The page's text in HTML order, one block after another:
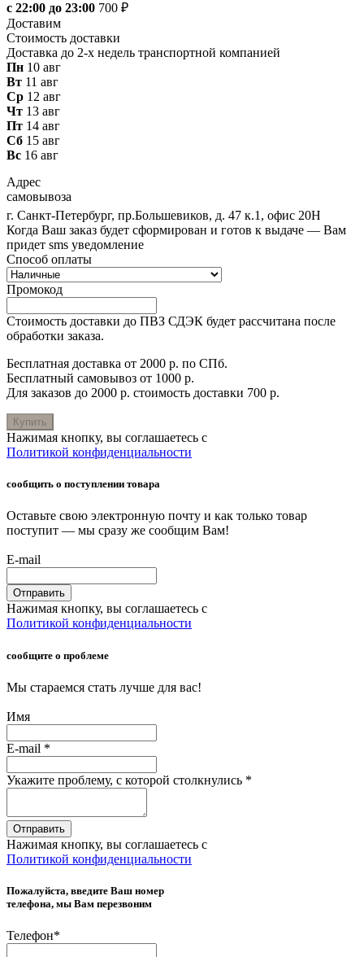
с 22:00 до 23:00 700 ₽
Доставим
Стоимость доставки
Доставка до 2-х недель транспортной компанией
Пн 10 авг
Вт 11 авг
Ср 12 авг
Чт 13 авг
Пт 14 авг
Сб 15 авг
Вс 16 авг
Адрес
самовывоза
г. Санкт-Петербург, пр.Большевиков, д. 47 к.1, офис 20Н
Когда Ваш заказ будет сформирован и готов к выдаче — Вам
придет sms уведомление
Способ оплаты
Промокод
Стоимость доставки до ПВЗ СДЭК будет рассчитана после
обработки заказа.
Бесплатная доставка от 2000 р. по СПб.
Бесплатный самовывоз от 1000 р.
Для заказов до 2000 р. стоимость доставки 700 р.
Купить
Нажимая кнопку, вы соглашаетесь с
Политикой конфиденциальности
сообщить о поступлении товара
Оставьте свою электронную почту и как только товар
поступит — мы сразу же сообщим Вам!
E-mail
Отправить
Нажимая кнопку, вы соглашаетесь с
Политикой конфиденциальности
сообщите о проблеме
Мы стараемся стать лучше для вас!
Имя
E-mail *
Укажите проблему, с которой столкнулись *
Отправить
Нажимая кнопку, вы соглашаетесь с
Политикой конфиденциальности
Пожалуйста, введите Ваш номер
телефона, мы Вам перезвоним
Телефон*